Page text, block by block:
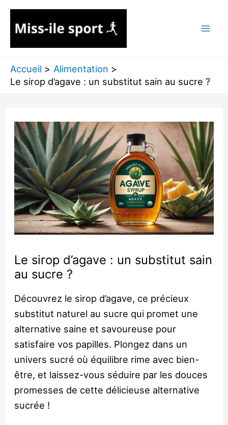
Aller
Accueil
Alimentation
Le sirop d’agave : un substitut sain au sucre ?
Le sirop d’agave : un substitut sain
au sucre ?
Découvrez le sirop d’agave, ce précieux
substitut naturel au sucre qui promet une
alternative saine et savoureuse pour
satisfaire vos papilles. Plongez dans un
univers sucré où équilibre rime avec bien-
être, et laissez-vous séduire par les douces
promesses de cette délicieuse alternative
sucrée !